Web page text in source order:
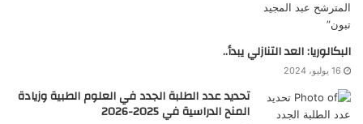
البكالوريا: العد التنازلي يبدأ..
16 يوليو، 2024
تحديد عدد الطلبة الجدد في العلوم الطبية وزيادة
المنح الدراسية في 2025-2026